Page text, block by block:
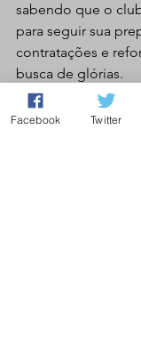
sabendo que o
para seguir sua
contratações e
busca de glórias.
Facebook Twitter